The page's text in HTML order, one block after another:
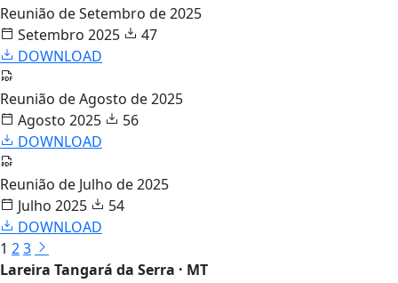
Reunião de Setembro de 2025
Setembro 2025
47
DOWNLOAD
Reunião de Agosto de 2025
Agosto 2025
56
DOWNLOAD
Reunião de Julho de 2025
Julho 2025
54
DOWNLOAD
1 23
Lareira Tangará da Serra · MT